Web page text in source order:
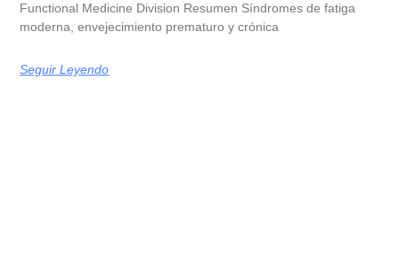
Functional Medicine Division Resumen Síndromes de fatiga
moderna, envejecimiento prematuro y crónica
Seguir Leyendo